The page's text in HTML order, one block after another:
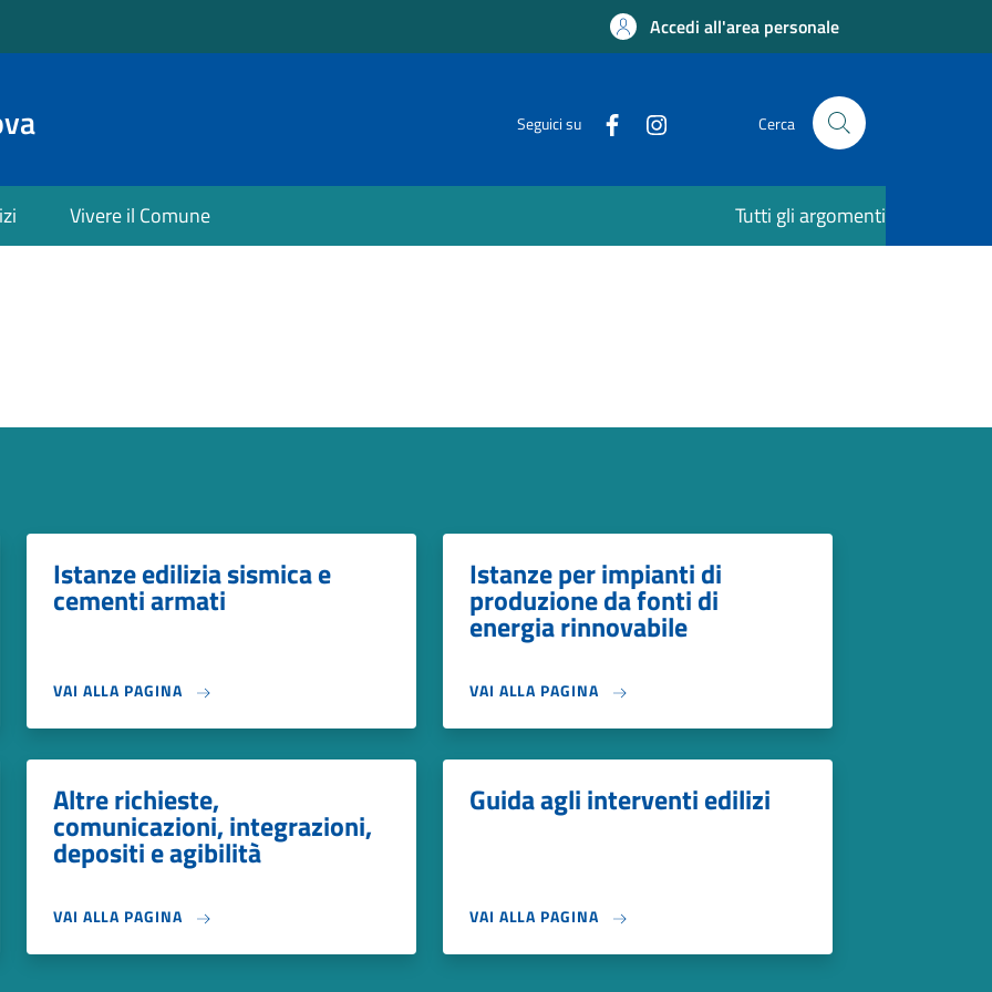
Accedi all'area personale
Seguici su Cerca
Vivere il Comune Tutti gli argomenti
Istanze edilizia sismica e
cementi armati
VAI ALLA PAGINA
Istanze per impianti di
produzione da fonti di
energia rinnovabile
VAI ALLA PAGINA
Altre richieste,
comunicazioni, integrazioni,
depositi e agibilità
VAI ALLA PAGINA
Guida agli interventi edilizi
VAI ALLA PAGINA